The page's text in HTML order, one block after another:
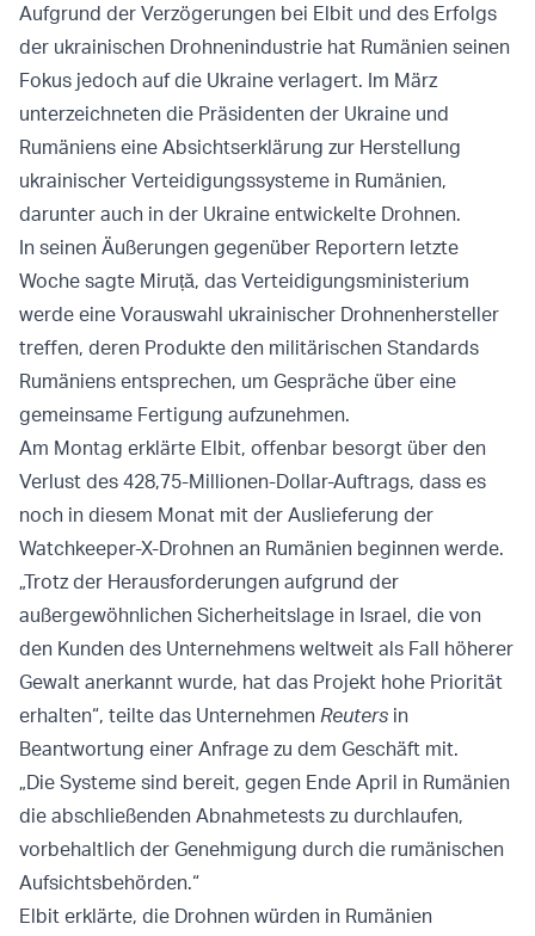
Aufgrund der Verzögerungen bei Elbit und des Erfolgs
der ukrainischen Drohnenindustrie hat Rumänien seinen
Fokus jedoch auf die Ukraine verlagert. Im März
unterzeichneten die Präsidenten der Ukraine und
Rumäniens eine Absichtserklärung zur Herstellung
ukrainischer Verteidigungssysteme in Rumänien,
darunter auch in der Ukraine entwickelte Drohnen.
In seinen Äußerungen gegenüber Reportern letzte
Woche sagte Miruță, das Verteidigungsministerium
werde eine Vorauswahl ukrainischer Drohnenhersteller
treffen, deren Produkte den militärischen Standards
Rumäniens entsprechen, um Gespräche über eine
gemeinsame Fertigung aufzunehmen.
Am Montag erklärte Elbit, offenbar besorgt über den
Verlust des 428,75-Millionen-Dollar-Auftrags, dass es
noch in diesem Monat mit der Auslieferung der
Watchkeeper-X-Drohnen an Rumänien beginnen werde.
„Trotz der Herausforderungen aufgrund der
außergewöhnlichen Sicherheitslage in Israel, die von
den Kunden des Unternehmens weltweit als Fall höherer
Gewalt anerkannt wurde, hat das Projekt hohe Priorität
erhalten“, teilte das Unternehmen Reuters in
Beantwortung einer Anfrage zu dem Geschäft mit.
„Die Systeme sind bereit, gegen Ende April in Rumänien
die abschließenden Abnahmetests zu durchlaufen,
vorbehaltlich der Genehmigung durch die rumänischen
Aufsichtsbehörden.“
Elbit erklärte, die Drohnen würden in Rumänien